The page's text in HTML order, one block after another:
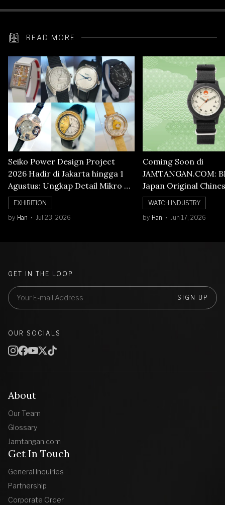
READ MORE
Seiko Power Design Project
2026 Hadir di Jakarta hingga 1
Agustus: Ungkap Detail Mikro di
Balik Seni Watchmaking
EXHIBITION
by Han Jul 23, 2026
Coming Soon di
JAMTANGAN.COM:
Japan Original
Numerals Watch
WATCH INDUSTRY
by Han Jun 17, 2026
About
Our Team
Glossary
Jamtangan.com
Get In Touch
General Inquiries
Partnership
Corporate Order
GET IN THE LOOP
SIGN UP
OUR SOCIALS